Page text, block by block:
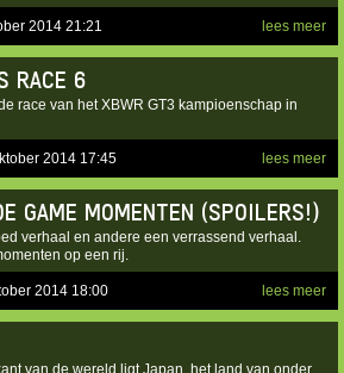
2014 21:21 lees meer
RACE 6
race van het XBWR GT3 kampioenschap in
2014 17:45 lees meer
GAME MOMENTEN (SPOILERS!)
verhaal en andere een verrassend verhaal.
op een rij.
2014 18:00 lees meer
van de wereld ligt Japan, het land van onder